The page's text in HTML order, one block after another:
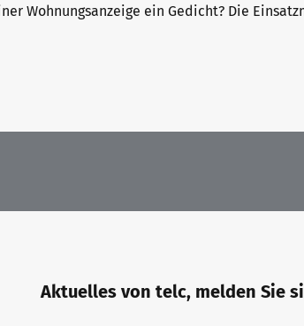
Wohnungsanzeige ein Gedicht? Die
Aktuelles von telc, melden Sie